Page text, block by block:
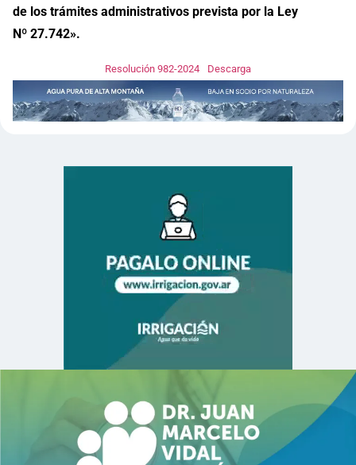
de los trámites administrativos prevista por la Ley
Nº 27.742».
Resolución 982-2024 Descarga